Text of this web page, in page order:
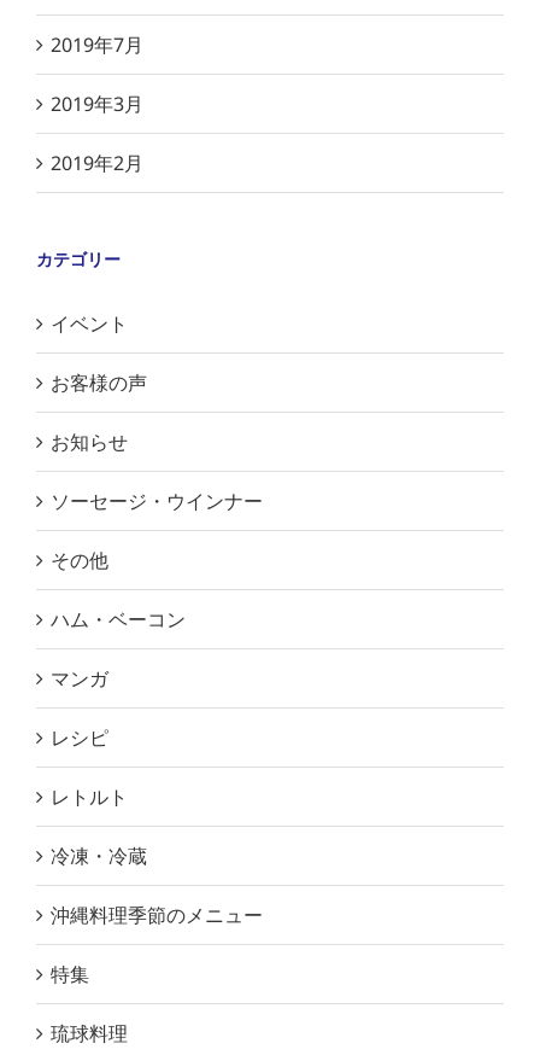
2019年7月
2019年3月
2019年2月
カテゴリー
イベント
お客様の声
お知らせ
ソーセージ・ウインナー
その他
ハム・ベーコン
マンガ
レシピ
レトルト
冷凍・冷蔵
沖縄料理季節のメニュー
特集
琉球料理